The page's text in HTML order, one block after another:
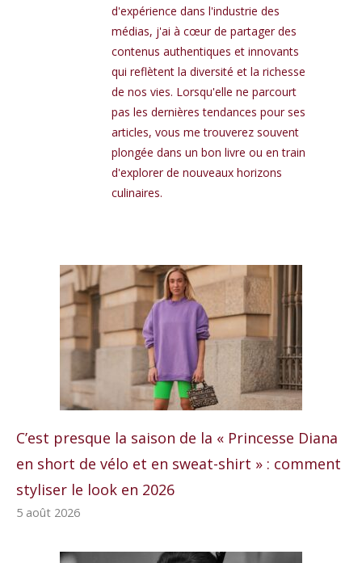
d'expérience dans l'industrie des
médias, j'ai à cœur de partager des
contenus authentiques et innovants
qui reflètent la diversité et la richesse
de nos vies. Lorsqu'elle ne parcourt
pas les dernières tendances pour ses
articles, vous me trouverez souvent
plongée dans un bon livre ou en train
d'explorer de nouveaux horizons
culinaires.
C’est presque la saison de la « Princesse Diana
en short de vélo et en sweat-shirt » : comment
styliser le look en 2026
5 août 2026